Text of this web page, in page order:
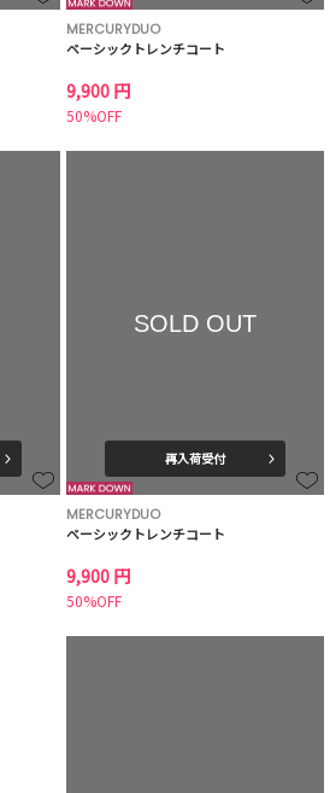
MERCURYDUO
ベーシックトレンチコート
9,900 円
50%OFF
SOLD OUT
再入荷受付
MERCURYDUO
ベーシックトレンチコート
9,900 円
50%OFF